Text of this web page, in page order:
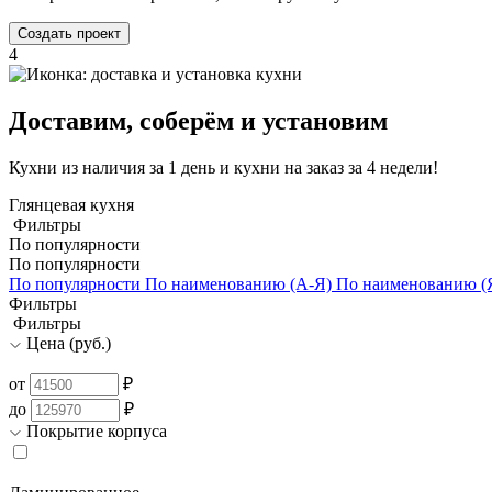
Создать проект
4
Доставим, соберём и установим
Кухни из наличия за 1 день и кухни на заказ за 4 недели!
Глянцевая кухня
Фильтры
По популярности
По популярности
По популярности По наименованию (А-Я) По наименованию
Фильтры
Фильтры
Цена (руб.)
от
₽
до
₽
Покрытие корпуса